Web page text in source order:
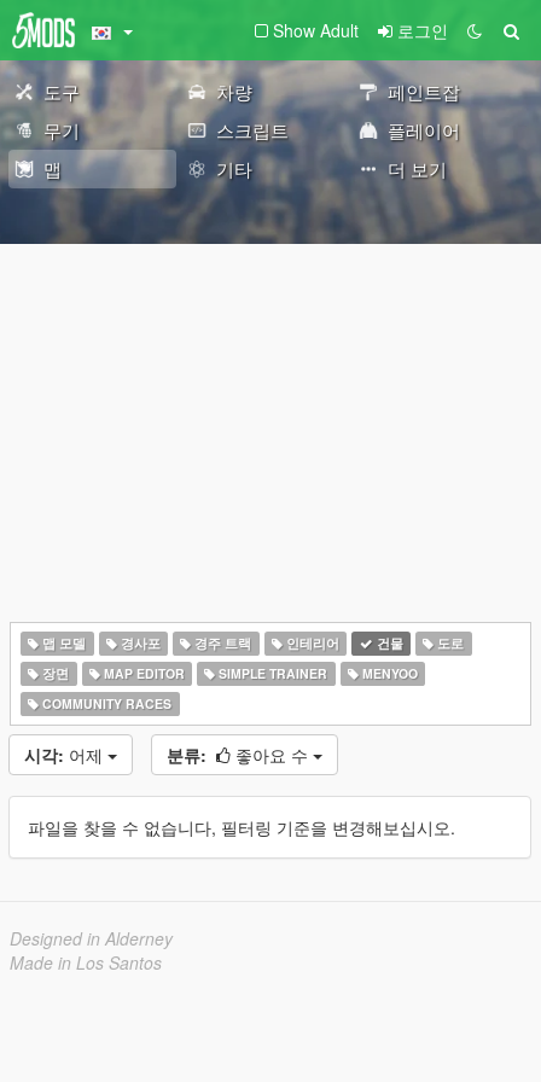
Show Adult 로그인
도구 차량
페인트잡
무기
스크립트
플레이어
맵
기타 더 보기
맵 모델 경사포 경주 트랙 인테리어 건물
도로
장면
MAP EDITOR SIMPLE TRAINER
MENYOO
COMMUNITY RACES
시각: 어제 분류: 좋아요 수
파일을 찾을 수 없습니다, 필터링 기준을 변경해보십시오.
Designed in Alderney
Made in Los Santos